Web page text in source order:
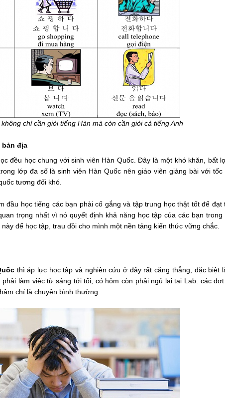
chỉ cần giỏi tiếng Hàn mà còn cần giỏi cả tiếng Anh
địa
đều học chung với sinh viên Hàn Quốc. Đây là một khó khăn, bất
lớp đa số là sinh viên Hàn Quốc nên giáo viên giảng bài với
tương đối khó.
đầu học tiếng các bạn phải cố gắng và tập trung học thật tốt để đạt
trọng nhất vì nó quyết định khả năng học tập của các bạn trong
để học tập, trau dồi cho mình một nền tảng kiến thức vững chắc.
thì áp lực học tập và nghiên cứu ở đây rất căng thẳng, đặc biệt
làm việc từ sáng tới tối, có hôm còn phải ngủ lại tại Lab. các
chí là chuyện bình thường.